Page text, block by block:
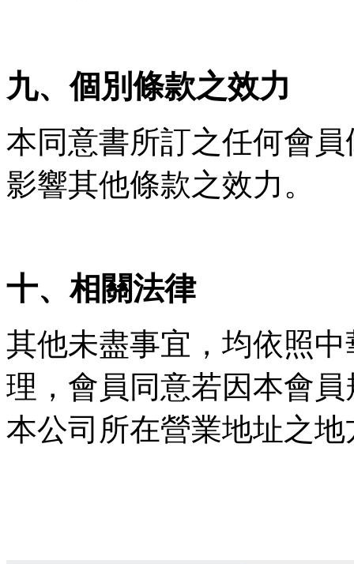
九、個別條款之效力
本同意書所訂之任何會
影響其他條款之效力。
十、相關法律
其他未盡事宜，均依照
理，會員同意若因本會
本公司所在營業地址之